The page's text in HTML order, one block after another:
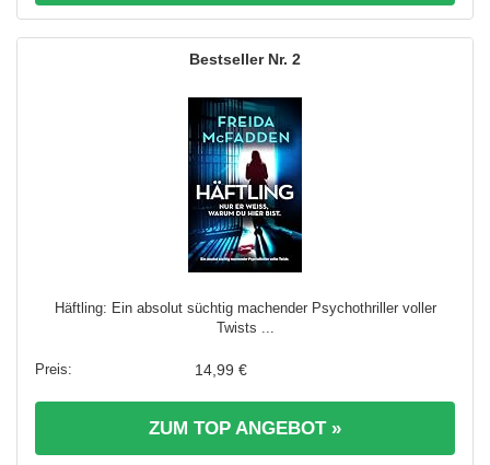
2
Häftling: Ein absolut süchtig machender Psychothriller voller
Twists ...
14,99 €
ZUM TOP ANGEBOT »